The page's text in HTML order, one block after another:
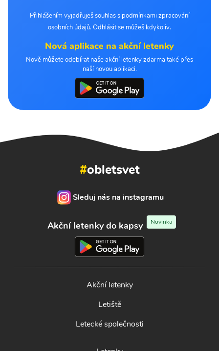
Přihlášením vyjadřuješ souhlas s podmínkami zpracování
osobních údajů. Odhlásit se můžeš kdykoliv.
Nová aplikace na akční letenky
Nově můžete odebírat naše akční letenky zdarma také přes
naší novou aplikaci.
#obletsvet
Sleduj nás na instagramu
Akční letenky do kapsy Novinka
Akční letenky
Letiště
Letecké společnosti